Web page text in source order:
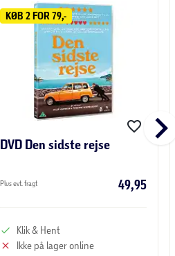
KØB 2 FOR 79,-
DVD Den sidste rejse
Plus evt. fragt 49,95
Klik & Hent
Ikke på lager online